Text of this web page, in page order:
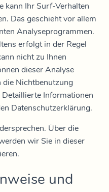
kann Ihr Surf-Verhalten
Das geschieht vor allem
Analyseprogrammen.
erfolgt in der Regel
nicht zu Ihnen
dieser Analyse
Nichtbenutzung
Informationen
Datenschutzerklärung.
Über die
wir Sie in dieser
und